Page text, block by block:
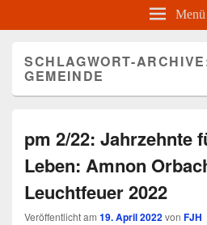
Menü
SCHLAGWORT-
GEMEINDE
pm 2/22: Jahrzehnte
Leben: Amnon
Leuchtfeuer 2022
Veröffentlicht am 19. April 2022von FJH